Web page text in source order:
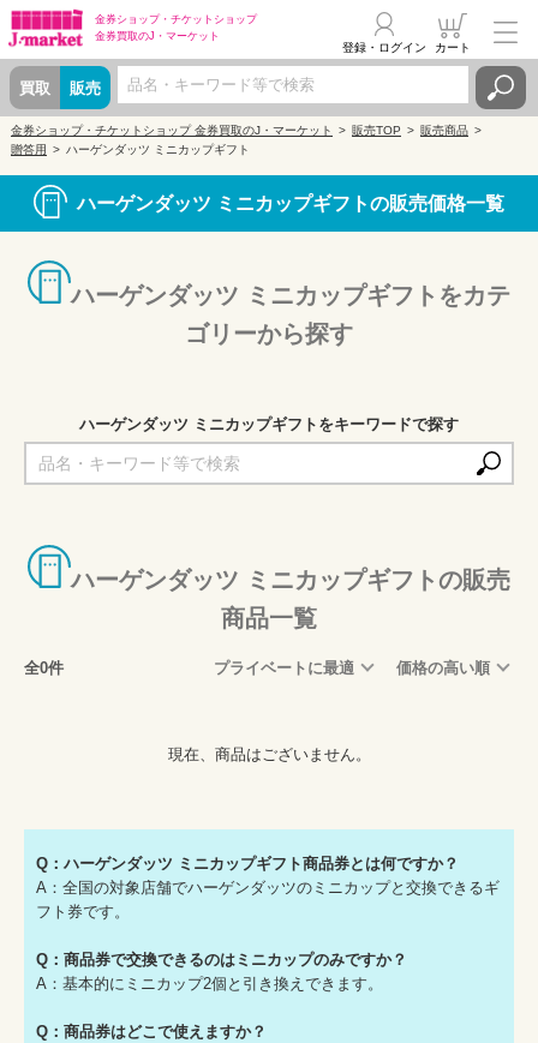
金券ショップ・ チケットショップ
金券買取のJ・マーケット
買取 販売
登録・ログイン カート
金券ショップ・チケットショップ 金券買取のJ・マーケット 販売TOP
販売商品
贈答用
ハーゲンダッツ ミニカップギフト
ハーゲンダッツ ミニカップギフトの販売価格一覧
ハーゲンダッツ ミニカップギフトをカテ
ゴリーから探す
ハーゲンダッツ ミニカップギフトをキーワードで探す
ハーゲンダッツ ミニカップギフトの販売
商品一覧
全0件 プライベートに最適 価格の高い順
現在、商品はございません。
Q：ハーゲンダッツ ミニカップギフト商品券とは何ですか？
A：全国の対象店舗でハーゲンダッツのミニカップと交換できるギ
フト券です。
Q：商品券で交換できるのはミニカップのみですか？
A：基本的にミニカップ2個と引き換えできます。
Q：商品券はどこで使えますか？